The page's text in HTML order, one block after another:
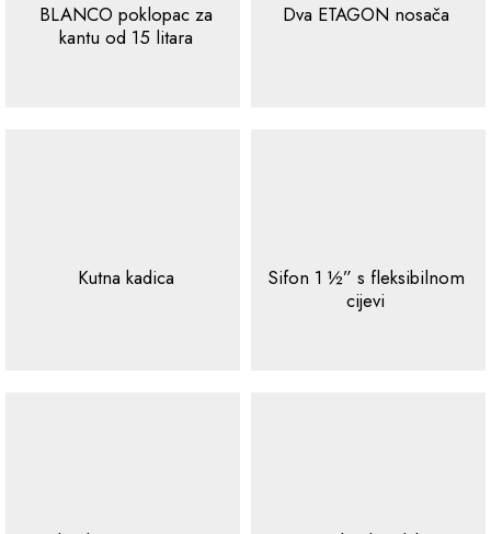
BLANCO poklopac za
kantu od 15 litara
Dva ETAGON nosača
Kutna kadica
Sifon 1 ½” s fleksibilnom
cijevi